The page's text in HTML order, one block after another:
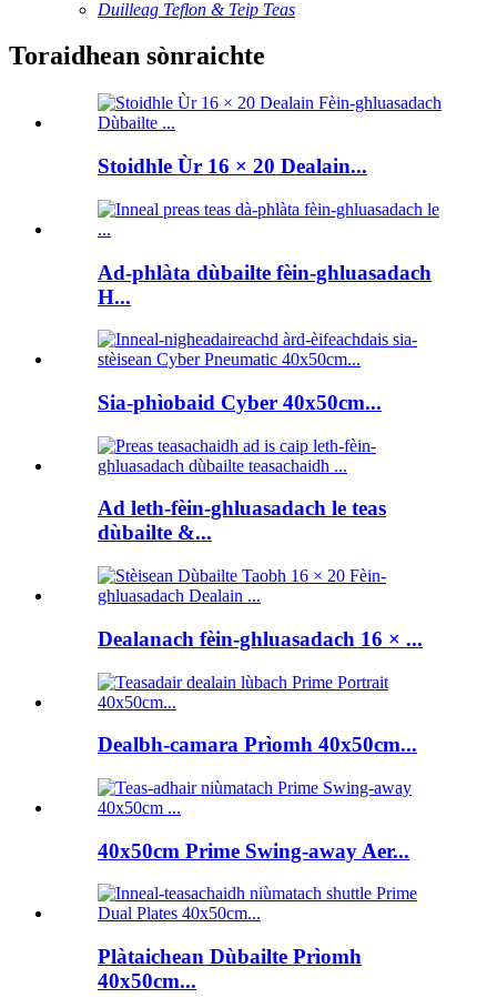
Duilleag Teflon & Teip Teas
Toraidhean sònraichte
Stoidhle Ùr 16 × 20 Dealain...
Ad-phlàta dùbailte fèin-ghluasadach
H...
Sia-phìobaid Cyber ​​40x50cm...
Ad leth-fèin-ghluasadach le teas
dùbailte &...
Dealanach fèin-ghluasadach 16 × ...
Dealbh-camara Prìomh 40x50cm...
40x50cm Prime Swing-away Aer...
Plàtaichean Dùbailte Prìomh
40x50cm...